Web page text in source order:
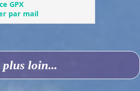
plus loin...